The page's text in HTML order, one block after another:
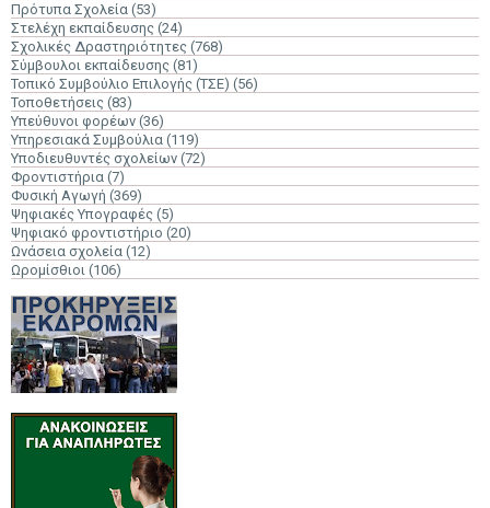
Πρότυπα Σχολεία (53)
Στελέχη εκπαίδευσης (24)
Σχολικές Δραστηριότητες (768)
Σύμβουλοι εκπαίδευσης (81)
Τοπικό Συμβούλιο Επιλογής (ΤΣΕ) (56)
Τοποθετήσεις (83)
Υπεύθυνοι φορέων (36)
Υπηρεσιακά Συμβούλια (119)
Υποδιευθυντές σχολείων (72)
Φροντιστήρια (7)
Φυσική Αγωγή (369)
Ψηφιακές Υπογραφές (5)
Ψηφιακό φροντιστήριο (20)
Ωνάσεια σχολεία (12)
Ωρομίσθιοι (106)